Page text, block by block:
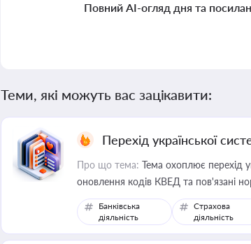
Повний AI-огляд дня та
Теми, які можуть вас зацікавити:
Перехід української
Про що тема: Тема охоплює перехід
оновлення кодів КВЕД та пов'язані
Банківська
діяльність
Страхова
діяльність